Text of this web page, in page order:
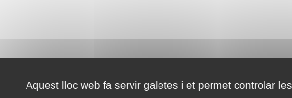
Aquest lloc web fa servir galetes i et permet controlar